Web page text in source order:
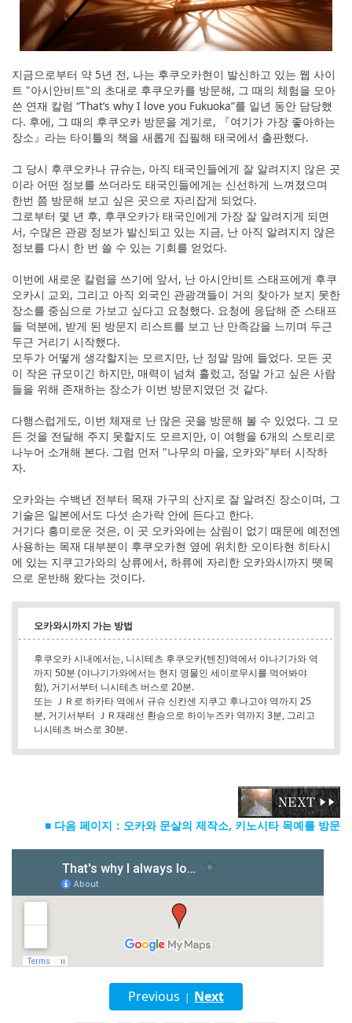
지금으로부터 약 5년 전, 나는 후쿠오카현이 발신하고 있는 웹 사이
트 "아시안비트"의 초대로 후쿠오카를 방문해, 그 때의 체험을 모아
쓴 연재 칼럼 “That’s why I love you Fukuoka”를 일년 동안 담당했
다. 후에, 그 때의 후쿠오카 방문을 계기로, 『여기가 가장 좋아하는
장소』라는 타이틀의 책을 새롭게 집필해 태국에서 출판했다.
그 당시 후쿠오카나 규슈는, 아직 태국인들에게 잘 알려지지 않은 곳
이라 어떤 정보를 쓰더라도 태국인들에게는 신선하게 느껴졌으며
한번 쯤 방문해 보고 싶은 곳으로 자리잡게 되었다.
그로부터 몇 년 후, 후쿠오카가 태국인에게 가장 잘 알려지게 되면
서, 수많은 관광 정보가 발신되고 있는 지금, 난 아직 알려지지 않은
정보를 다시 한 번 쓸 수 있는 기회를 얻었다.
이번에 새로운 칼럼을 쓰기에 앞서, 난 아시안비트 스태프에게 후쿠
오카시 교외, 그리고 아직 외국인 관광객들이 거의 찾아가 보지 못한
장소를 중심으로 가보고 싶다고 요청했다. 요청에 응답해 준 스태프
들 덕분에, 받게 된 방문지 리스트를 보고 난 만족감을 느끼며 두근
두근 거리기 시작했다.
모두가 어떻게 생각할지는 모르지만, 난 정말 맘에 들었다. 모든 곳
이 작은 규모이긴 하지만, 매력이 넘쳐 흘렀고, 정말 가고 싶은 사람
들을 위해 존재하는 장소가 이번 방문지였던 것 같다.
다행스럽게도, 이번 체재로 난 많은 곳을 방문해 볼 수 있었다. 그 모
든 것을 전달해 주지 못할지도 모르지만, 이 여행을 6개의 스토리로
나누어 소개해 본다. 그럼 먼저 "나무의 마을, 오카와"부터 시작하
자.
오카와는 수백년 전부터 목재 가구의 산지로 잘 알려진 장소이며, 그
기술은 일본에서도 다섯 손가락 안에 든다고 한다.
거기다 흥미로운 것은, 이 곳 오카와에는 삼림이 없기 때문에 예전엔
사용하는 목재 대부분이 후쿠오카현 옆에 위치한 오이타현 히타시
에 있는 지쿠고가와의 상류에서, 하류에 자리한 오카와시까지 뗏목
으로 운반해 왔다는 것이다.
오카와시까지 가는 방법
후쿠오카 시내에서는, 니시테츠 후쿠오카(텐진)역에서 야나기가와 역
까지 50분 (야나기가와에서는 현지 명물인 세이로무시를 먹어봐야
함), 거기서부터 니시테츠 버스로 20분.
또는 ＪＲ로 하카타 역에서 규슈 신칸센 지쿠고 후나고야 역까지 25
분, 거기서부터 ＪＲ재래선 환승으로 하이누즈카 역까지 3분, 그리고
니시테츠 버스로 30분.
■ 다음 페이지：오카와 문살의 제작소, 키노시타 목예를 방문
Previous | Next